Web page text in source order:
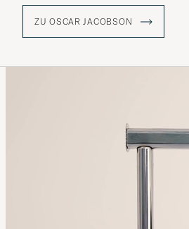
herzustellen, anstatt sie zu
schneidern, was zu seiner Zeit
mehr von einer Näherin genäht,
Qualitätsniveau gebracht hat, das
ZU OSCAR JACOBSON